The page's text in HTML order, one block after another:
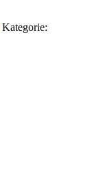
Kategorie: